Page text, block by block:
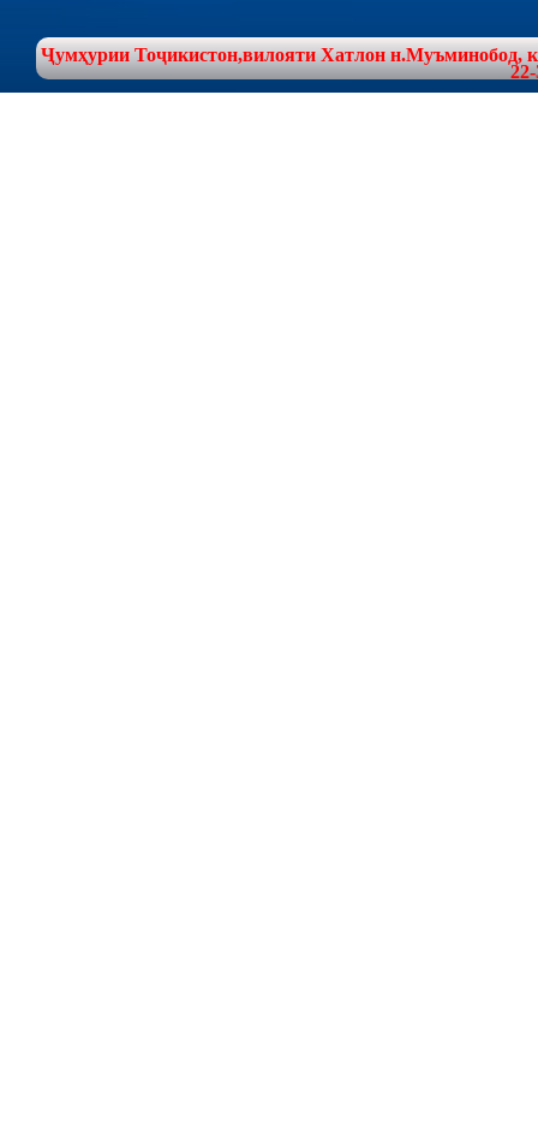
Ҷумҳурии Тоҷикистон,вилояти Хатлон н.Муъминобод,